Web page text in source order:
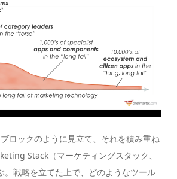
ロックのように見立て、それを積み重ね
Stack（マーケティングスタック、
。戦略を立てた上で、どのようなツール